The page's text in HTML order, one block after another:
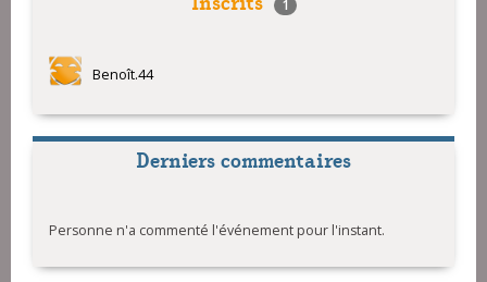
1
Benoît.44
Derniers commentaires
Personne n'a commenté l'événement pour l'instant.